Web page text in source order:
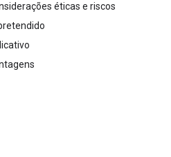
éticas e riscos